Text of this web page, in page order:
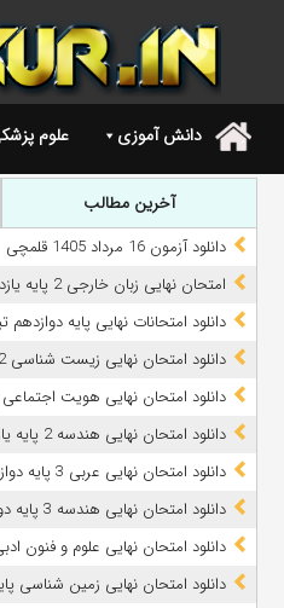
. دانش آموزی علوم
آخرین مطالب
دانلود آزمون 16 مرداد 1405 قلمچی
امتحان نهایی زبان خارجی 2 پایه یازدهم تیر و مرداد 1405 + فایل صوتی
دانلود امتحانات نهایی پایه دوازدهم تیر
دانلود امتحان نهایی زیست شناسی 2 پایه یازدهم تیر 1405 + پاسخ
دانلود امتحان نهایی هویت اجتماعی پایه
دانلود امتحان نهایی هندسه 2 پایه یازدهم تیر 1405 + پاسخ
دانلود امتحان نهایی عربی 3 پایه دوازدهم تیر 1405 + پاسخ
دانلود امتحان نهایی هندسه 3 پایه دوازدهم تیر 1405
دانلود امتحان نهایی علوم و فنون ادبی 3 پایه دوازدهم تیر
دانلود امتحان نهایی زمین شناسی پایه